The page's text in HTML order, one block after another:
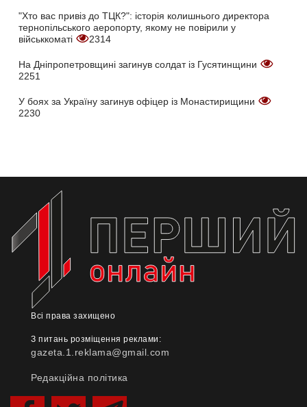
"Хто вас привіз до ТЦК?": історія колишнього директора
тернопільського аеропорту, якому не повірили у
військкоматі
2314
На Дніпропетровщині загинув солдат із Гусятинщини
2251
У боях за Україну загинув офіцер із Монастирищини
2230
Всі права захищено
З питань розміщення реклами:
gazeta.1.reklama@gmail.com
Редакційна політика